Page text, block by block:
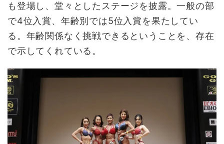
も登場し、堂々としたステージを披露。一般の部
で4位入賞、年齢別では5位入賞を果たしてい
る。年齢関係なく挑戦できるということを、存在
で示してくれている。